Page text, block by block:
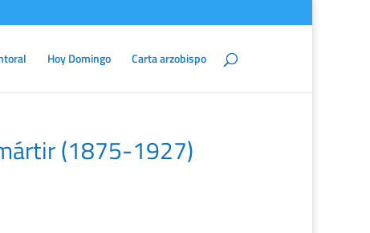
Hoy Domingo Carta arzobispo
(1875-1927)